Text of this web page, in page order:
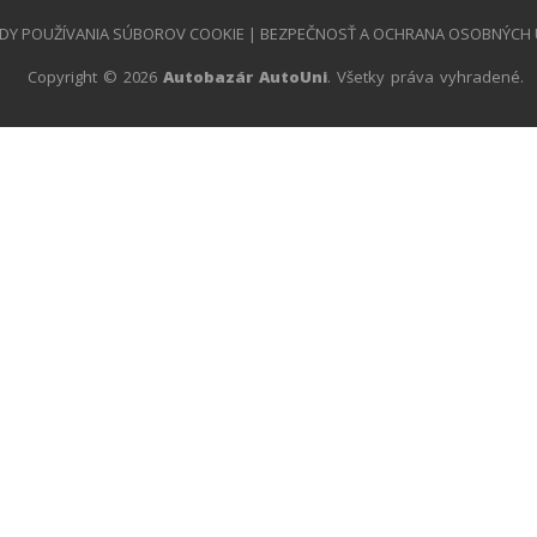
POUŽÍVANIA SÚBOROV COOKIE | BEZPEČNOSŤ A OCHRANA OSOBNÝCH
Copyright © 2026 Autobazár AutoUni. Všetky práva vyhradené.